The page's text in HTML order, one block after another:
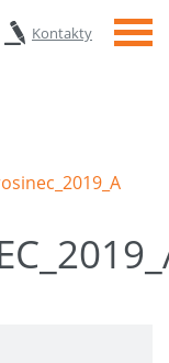
Kontakty Menu